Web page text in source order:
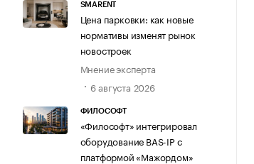
SMARENT
Цена парковки: как новые
нормативы изменят рынок
новостроек
Мнение эксперта
6 августа 2026
ФИЛОСОФТ
«Философт» интегрировал
оборудование BAS-IP с
платформой «Мажордом»